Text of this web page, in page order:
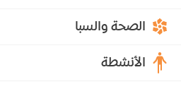
الصحة والسبا
الأنشطة